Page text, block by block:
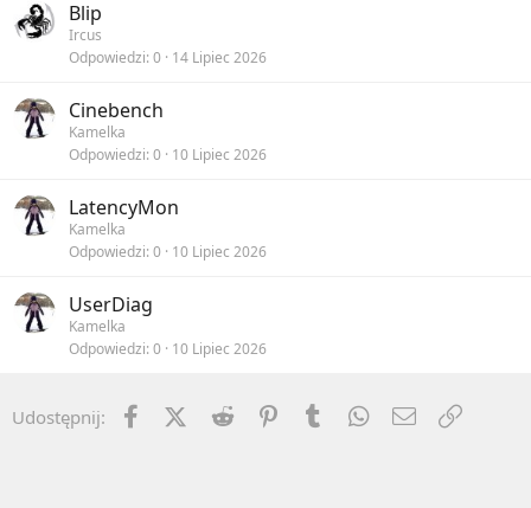
Blip
Ircus
Odpowiedzi 0 14 Lipiec 2026
Cinebench
Kamelka
Odpowiedzi 0 10 Lipiec 2026
LatencyMon
Kamelka
Odpowiedzi 0 10 Lipiec 2026
UserDiag
Kamelka
Odpowiedzi 0 10 Lipiec 2026
Udostępnij: FacebookX (Twitter)
Reddit PinterestTumblr WhatsApp
Email